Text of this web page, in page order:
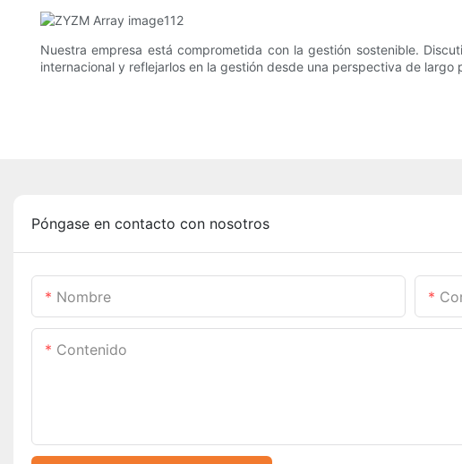
Nuestra empresa está comprometida con la gestión sostenible.
internacional y reflejarlos en la gestión desde una perspectiva de largo
Póngase en contacto con nosotros
Nombre
Contenido